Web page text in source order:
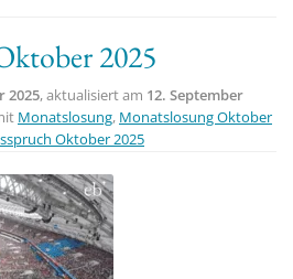
2025
2025, aktualisiert am 12. September
Monatslosung, Monatslosung Oktober
Oktober 2025